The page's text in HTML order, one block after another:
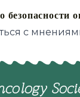
с мнениями